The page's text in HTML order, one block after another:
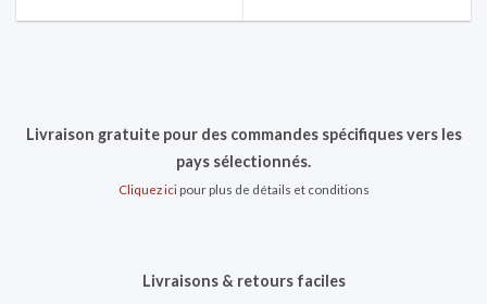
Livraison gratuite pour des commandes spécifiques vers les
pays sélectionnés.
Cliquez icipour plus de détails et conditions
Livraisons & retours faciles